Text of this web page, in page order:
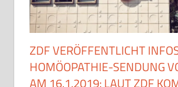
ZDF VERÖFFENTLICHT
HOMÖOPATHIE-SENDUNG
AM 16.1.2019: LAUT ZDF